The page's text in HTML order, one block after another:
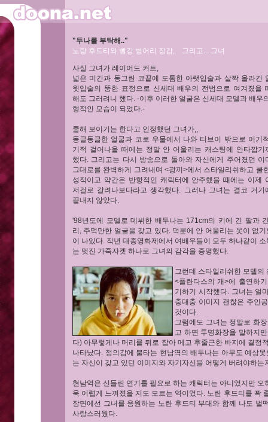
"두나를 부탁해.."
노랑 후드티와 빨강 벙어리 장갑, 그리고... 그녀
사실 그녀가 레이어드 커트,
넓은 미간과 동그란 코끝에 도톰한 아랫입술과 살짝 올라간
윗입술의 뚱한 표정으로 신세대 배우의 전범으로 여겨졌을
해도 그러려니 했다. -이후 이러한 얼굴은 신세대 모델과 배우
형적인 모습이 되었다.-
쿨해 보이기는 한다고 인정했던 그녀가,,
동글동글한 얼굴과 코로 우물에서 나와 티브이 밖으로 어기
기적 걸어나올 때에는 정말 안 어울리는 캐스팅에 안타깝기
했다. 그리고는 다시 방송으로 돌아와 자신에게 주어졌던 이
그대로를 완벽하게 그려내며 <광끼>에서 스타일리쉬하고 쿨
성적이고 약간은 반항적인 캐릭터에 안주했을 때에는 이제
저걸로 갈려나보다라고 생각했다. 그러나 그녀는 결코 거기
끝내지 않았다.
'98년도에 모델로 데뷔한 배두나는 171cm의 키에 긴 팔과
리, 주먹만한 얼굴을 갖고 있다. 덕분에 안 어울리는 옷이 없
이 나있다. 작년 대종영화제에서 여배우들이 모두 하나같이
는 멋진 가죽자켓 하나로 그녀의 감각을 증명했다.
그런데 스타일리쉬한 모델의
<플란다스의 개>에 출연하
기하기 시작했다. 그녀는 얼
충대충 이미지 괜찮은 주인
것이다.
그럼에도 그녀는 정말로 화
고 하면 투명화장을 말하지
다) 아무렇게나 머리를 뒤로 잡아 메고 후줄근한 바지에 결정
나타났다. 정의감에 불타는 현남역의 배두나는 아무도 예상
는 자신이 갖고 있던 이미지와 자기자신을 어떻게 버려야하는
현남역은 신들린 연기를 필요로 하는 캐릭터는 아니었지만
욱 어렵게 느껴졌을 지도 모르는 역이었다. 노란 후드티를 꽉
장면에선 그녀를 응원하는 노란 후드티 부대와 함께 나도 벌
사랑스러웠다.